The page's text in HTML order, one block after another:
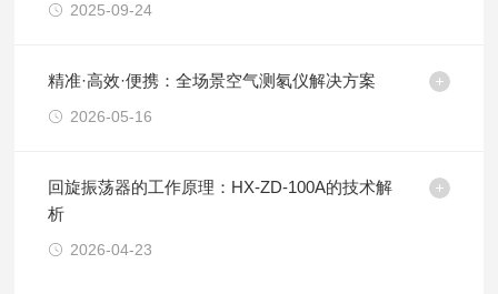
2025-09-24
精准·高效·便携：全场景空气测氡仪解决方案
2026-05-16
回旋振荡器的工作原理：HX-ZD-100A的技术解
析
2026-04-23